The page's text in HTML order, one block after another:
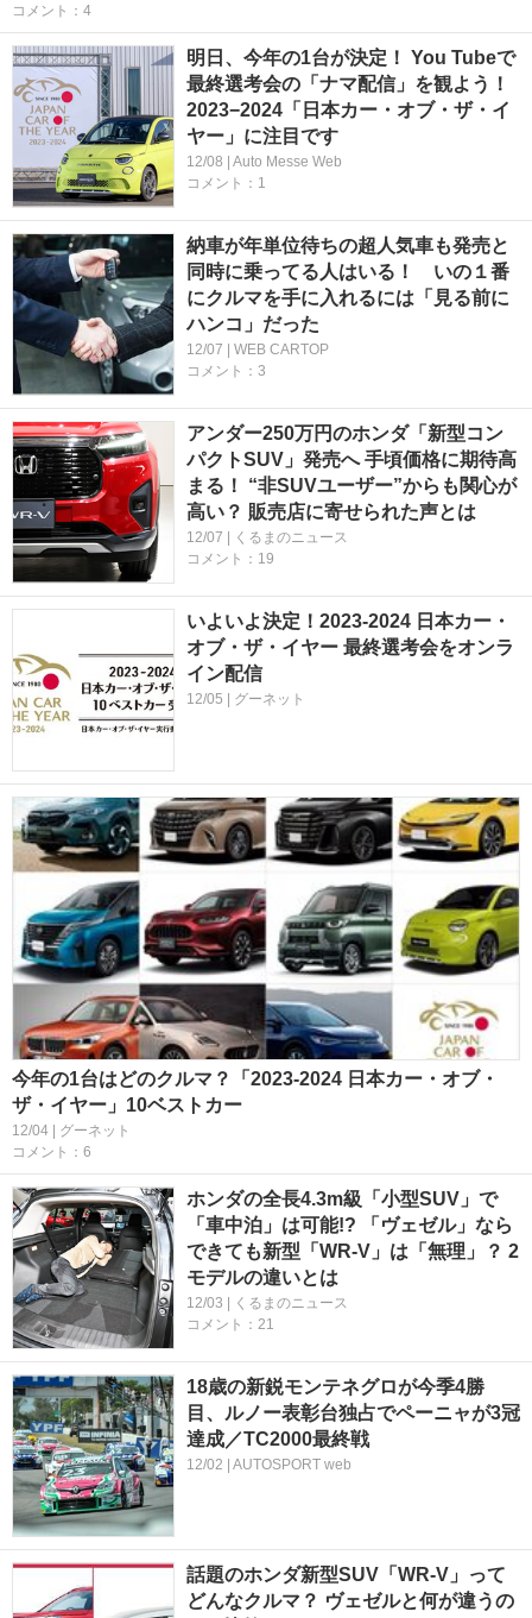
コメント：4
明日、今年の1台が決定！ You Tubeで
最終選考会の「ナマ配信」を観よう！
2023−2024「日本カー・オブ・ザ・イ
ヤー」に注目です
12/08 | Auto Messe Web
コメント：1
納車が年単位待ちの超人気車も発売と
同時に乗ってる人はいる！ いの１番
にクルマを手に入れるには「見る前に
ハンコ」だった
12/07 | WEB CARTOP
コメント：3
アンダー250万円のホンダ「新型コン
パクトSUV」発売へ 手頃価格に期待高
まる！ “非SUVユーザー”からも関心が
高い？ 販売店に寄せられた声とは
12/07 | くるまのニュース
コメント：19
いよいよ決定！2023-2024 日本カー・
オブ・ザ・イヤー 最終選考会をオンラ
イン配信
12/05 | グーネット
今年の1台はどのクルマ？「2023-2024 日本カー・オブ・
ザ・イヤー」10ベストカー
12/04 | グーネット
コメント：6
ホンダの全長4.3m級「小型SUV」で
「車中泊」は可能!? 「ヴェゼル」なら
できても新型「WR-V」は「無理」？ 2
モデルの違いとは
12/03 | くるまのニュース
コメント：21
18歳の新鋭モンテネグロが今季4勝
目、ルノー表彰台独占でペーニャが3冠
達成／TC2000最終戦
12/02 | AUTOSPORT web
話題のホンダ新型SUV「WR-V」って
どんなクルマ？ ヴェゼルと何が違うの